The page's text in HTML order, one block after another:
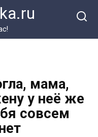
мама,
у неё же
совсем